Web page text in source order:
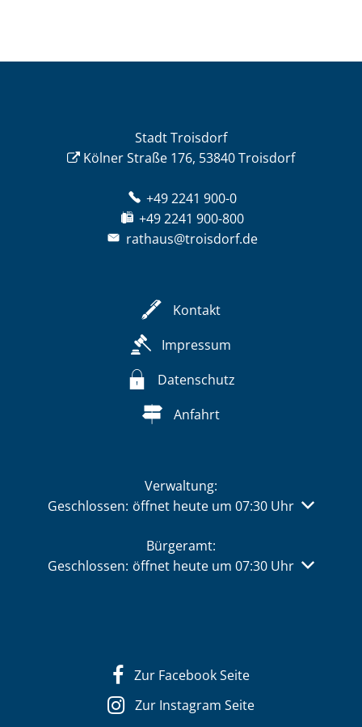
Stadt Troisdorf
Kölner Straße 176, 53840 Troisdorf
+49 2241 900-0
+49 2241 900-800
rathaus@troisdorf.de
Kontakt
Impressum
Datenschutz
Anfahrt
Verwaltung:
Klicken, um weitere Öffnungs- oder Schließzeiten
Geschlossen: öffnet heute um 07:30 Uhr
Bürgeramt:
Klicken, um weitere Öffnungs- oder Schließzeiten
Geschlossen: öffnet heute um 07:30 Uhr
Zur Facebook Seite
Zur Instagram Seite